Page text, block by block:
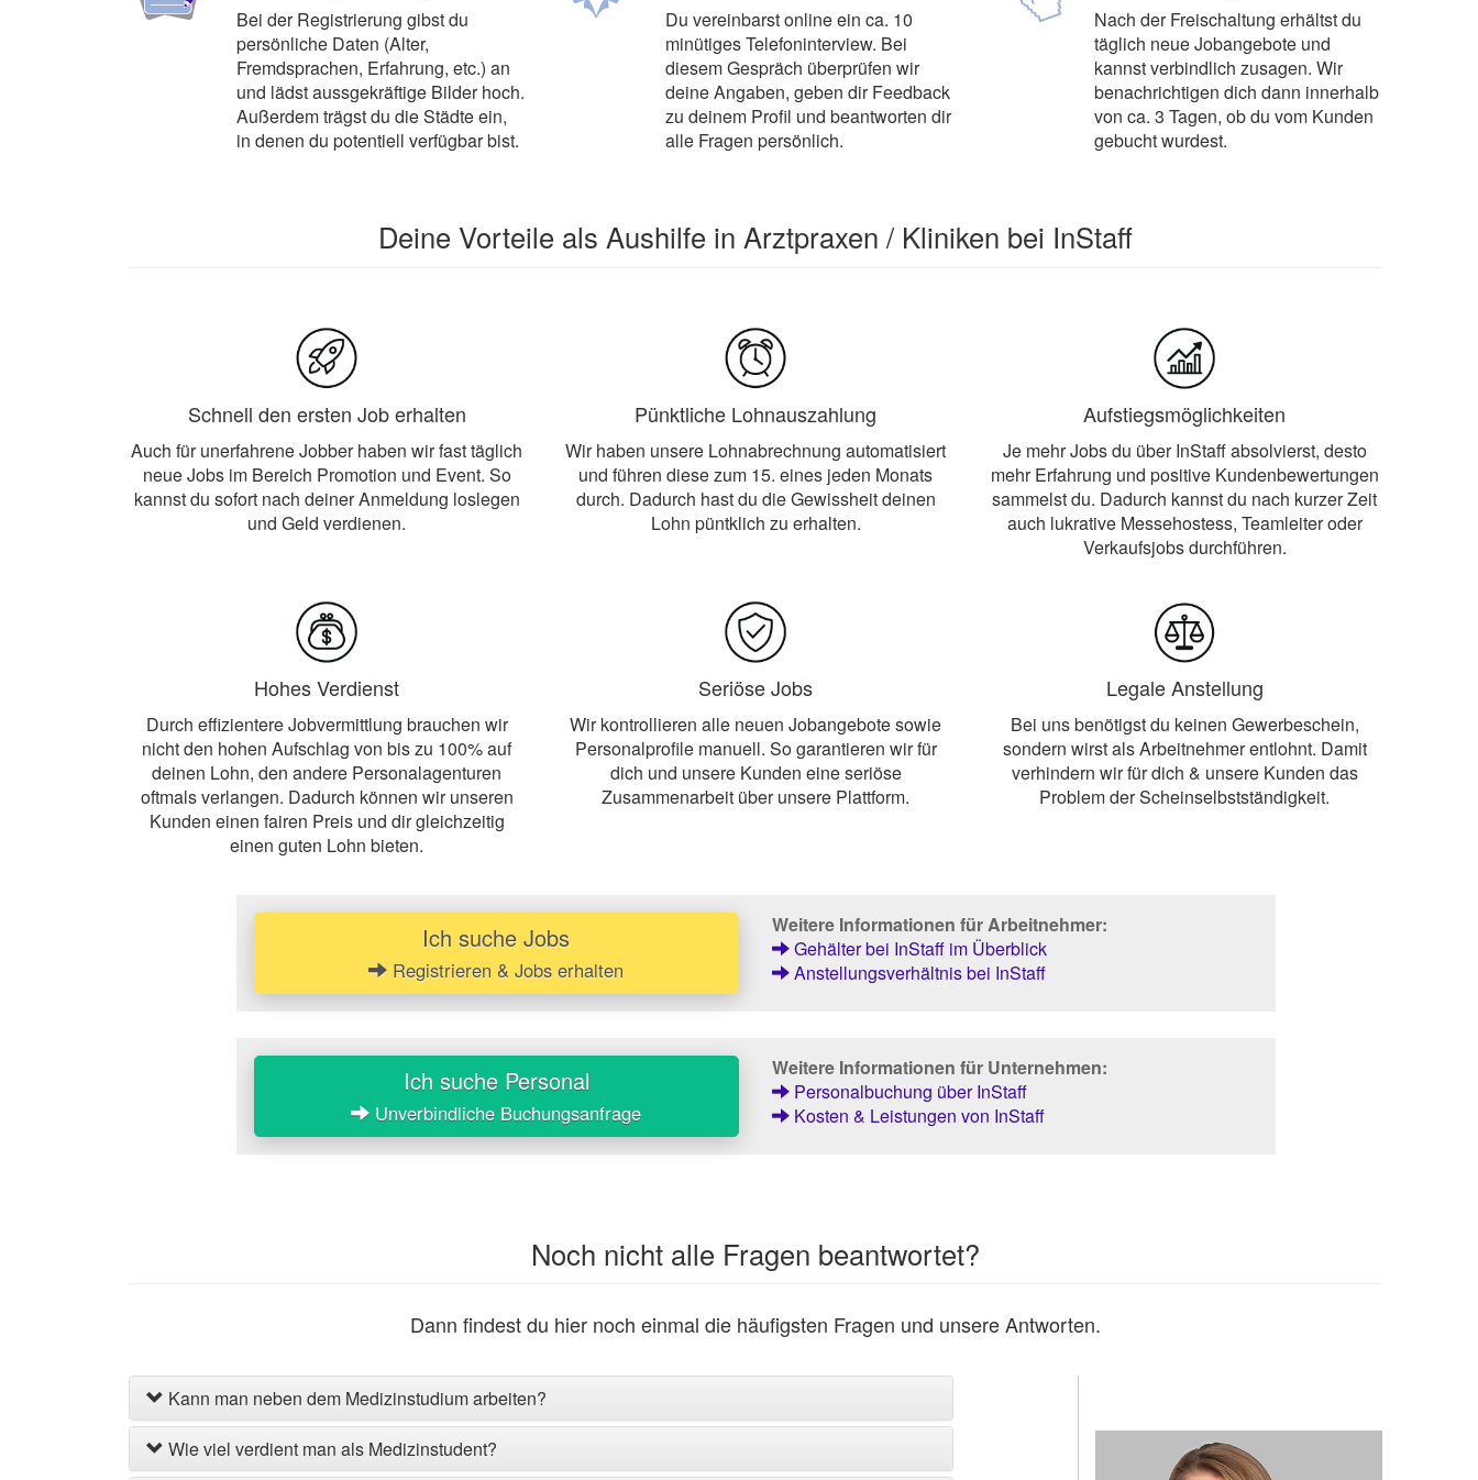
Bei der Registrierung gibst du
persönliche Daten (Alter,
Fremdsprachen, Erfahrung, etc.) an
und lädst aussgekräftige Bilder hoch.
Außerdem trägst du die Städte ein,
in denen du potentiell verfügbar bist.
Du vereinbarst online ein ca. 10
minütiges Telefoninterview. Bei
diesem Gespräch überprüfen wir
deine Angaben, geben dir Feedback
zu deinem Profil und beantworten dir
alle Fragen persönlich.
Nach der Freischaltung erhältst du
täglich neue Jobangebote und
kannst verbindlich zusagen. Wir
benachrichtigen dich dann innerhalb
von ca. 3 Tagen, ob du vom Kunden
gebucht wurdest.
Deine Vorteile als Aushilfe in Arztpraxen / Kliniken bei InStaff
Schnell den ersten Job erhalten
Auch für unerfahrene Jobber haben wir fast täglich
neue Jobs im Bereich Promotion und Event. So
kannst du sofort nach deiner Anmeldung loslegen
und Geld verdienen.
Pünktliche Lohnauszahlung
Wir haben unsere Lohnabrechnung automatisiert
und führen diese zum 15. eines jeden Monats
durch. Dadurch hast du die Gewissheit deinen
Lohn püntklich zu erhalten.
Aufstiegsmöglichkeiten
Je mehr Jobs du über InStaff absolvierst, desto
mehr Erfahrung und positive Kundenbewertungen
sammelst du. Dadurch kannst du nach kurzer Zeit
auch lukrative Messehostess, Teamleiter oder
Verkaufsjobs durchführen.
Hohes Verdienst
Durch effizientere Jobvermittlung brauchen wir
nicht den hohen Aufschlag von bis zu 100% auf
deinen Lohn, den andere Personalagenturen
oftmals verlangen. Dadurch können wir unseren
Kunden einen fairen Preis und dir gleichzeitig
einen guten Lohn bieten.
Seriöse Jobs
Wir kontrollieren alle neuen Jobangebote sowie
Personalprofile manuell. So garantieren wir für
dich und unsere Kunden eine seriöse
Zusammenarbeit über unsere Plattform.
Legale Anstellung
Bei uns benötigst du keinen Gewerbeschein,
sondern wirst als Arbeitnehmer entlohnt. Damit
verhindern wir für dich & unsere Kunden das
Problem der Scheinselbstständigkeit.
Ich suche Jobs
Registrieren & Jobs erhalten
Weitere Informationen für Arbeitnehmer:
Gehälter bei InStaff im Überblick
Anstellungsverhältnis bei InStaff
Ich suche Personal
Unverbindliche Buchungsanfrage
Weitere Informationen für Unternehmen:
Personalbuchung über InStaff
Kosten & Leistungen von InStaff
Noch nicht alle Fragen beantwortet?
Dann findest du hier noch einmal die häufigsten Fragen und unsere Antworten.
Kann man neben dem Medizinstudium arbeiten?
Wie viel verdient man als Medizinstudent?